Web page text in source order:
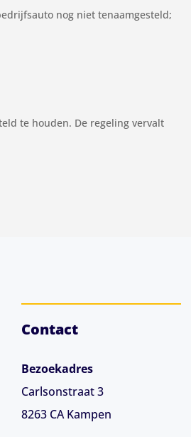
nog niet tenaamgesteld;
te houden. De regeling vervalt
Contact
Bezoekadres
Carlsonstraat 3
8263 CA Kampen